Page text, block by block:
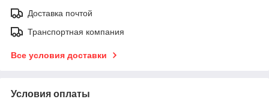
Доставка почтой
Транспортная компания
Все условия доставки
Условия оплаты